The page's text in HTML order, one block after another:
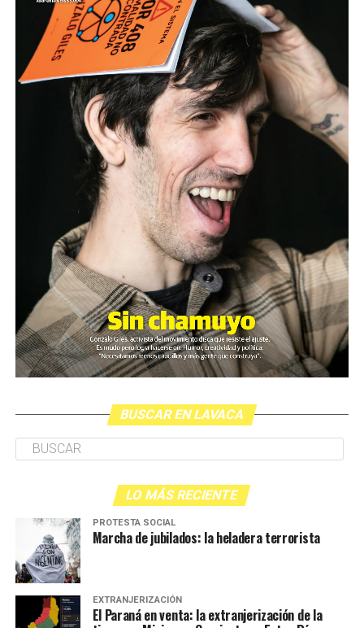
BUSCAR EN LAVACA
LO MÁS RECIENTE
PROTESTA SOCIAL
Marcha de jubilados: la heladera terrorista
EXTRANJERIZACIÓN
El Paraná en venta: la extranjerización de la